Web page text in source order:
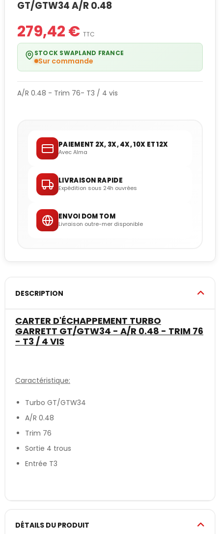
GT/GTW34 A/R 0.48
279,42 € TTC
STOCK SWAPLAND FRANCE
Sur commande
A/R 0.48 - Trim 76- T3 / 4 vis
PAIEMENT 2X, 3X, 4X, 10X ET 12X
Avec Alma
LIVRAISON RAPIDE
Expédition sous 24h ouvrées
ENVOI DOM TOM
Livraison outre-mer disponible
DESCRIPTION
CARTER D'ÉCHAPPEMENT TURBO
GARRETT GT/GTW34 - A/R 0.48 - TRIM 76
- T3 / 4 VIS
Caractéristique:
Turbo GT/GTW34
A/R 0.48
Trim 76
Sortie 4 trous
Entrée T3
DÉTAILS DU PRODUIT